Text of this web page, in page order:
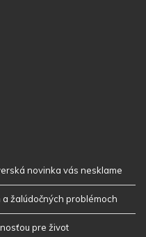
novinka vás nesklame
žalúdočných problémoch
pre život